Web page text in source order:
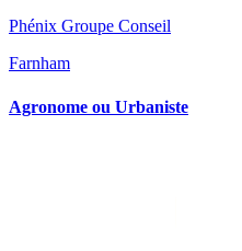
Phénix Groupe Conseil
Farnham
Agronome ou Urbaniste